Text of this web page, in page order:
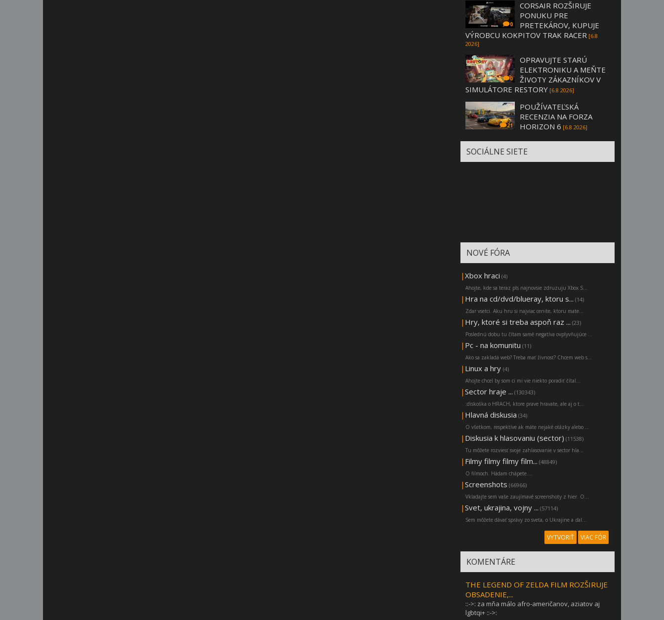
0
CORSAIR ROZŠIRUJE
PONUKU PRE
PRETEKÁROV, KUPUJE
VÝROBCU KOKPITOV TRAK RACER [6.8
2026]
0
OPRAVUJTE STARÚ
ELEKTRONIKU A MEŇTE
ŽIVOTY ZÁKAZNÍKOV V
SIMULÁTORE RESTORY [6.8 2026]
21
POUŽÍVATEĽSKÁ
RECENZIA NA FORZA
HORIZON 6 [6.8 2026]
SOCIÁLNE SIETE
NOVÉ FÓRA
| Xbox hraci (4)
Ahojte, kde sa teraz pls najnovsie zdruzuju Xbox S...
| Hra na cd/dvd/blueray, ktoru s... (14)
Zdar vsetci. Aku hru si najviac cenite, ktoru mate...
| Hry, ktoré si treba aspoň raz ... (23)
Poslednú dobu tu čítam samé negatíva ovplyvňujúce ...
| Pc - na komunitu (11)
Ako sa zakladá web? Treba mať živnosť? Chcem web s...
| Linux a hry (4)
Ahojte chcel by som ci mi vie niekto poradiť čítal...
| Sector hraje ... (130343)
:diskoška o HRACH, ktore prave hravate, ale aj o t...
| Hlavná diskusia (34)
O všetkom, respektíve ak máte nejaké otázky alebo ...
| Diskusia k hlasovaniu (sector) (11538)
Tu môžete rozviesť svoje zahlasovanie v sector hla...
| Filmy filmy filmy film... (48849)
O filmoch. Hádam chápete....
| Screenshots (66966)
Vkladajte sem vaše zaujímavé screenshoty z hier. O...
| Svet, ukrajina, vojny ... (57114)
Sem môžete dávať správy zo sveta, o Ukrajine a ďal...
VYTVORIŤ VIAC FÓR
KOMENTÁRE
THE LEGEND OF ZELDA FILM ROZŠIRUJE
OBSADENIE,...
::->: za mňa málo afro-američanov, aziatov aj
lgbtqi+ ::->: